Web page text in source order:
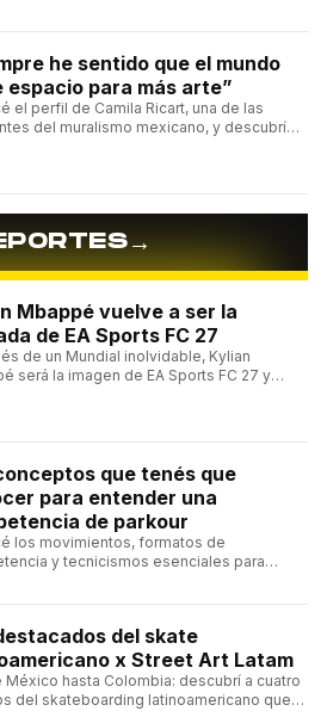
he sentido que el mundo
espacio para más arte”
el perfil de Camila Ricart, una de las
del muralismo mexicano, y descubrí
→
Mbappé vuelve a ser la
de EA Sports FC 27
de un Mundial inolvidable, Kylian
será la imagen de EA Sports FC 27 y
que tenés que
para entender una
de parkour
los movimientos, formatos de
y tecnicismos esenciales para
del skate
x Street Art Latam
México hasta Colombia: descubrí a cuatro
del skateboarding latinoamericano que